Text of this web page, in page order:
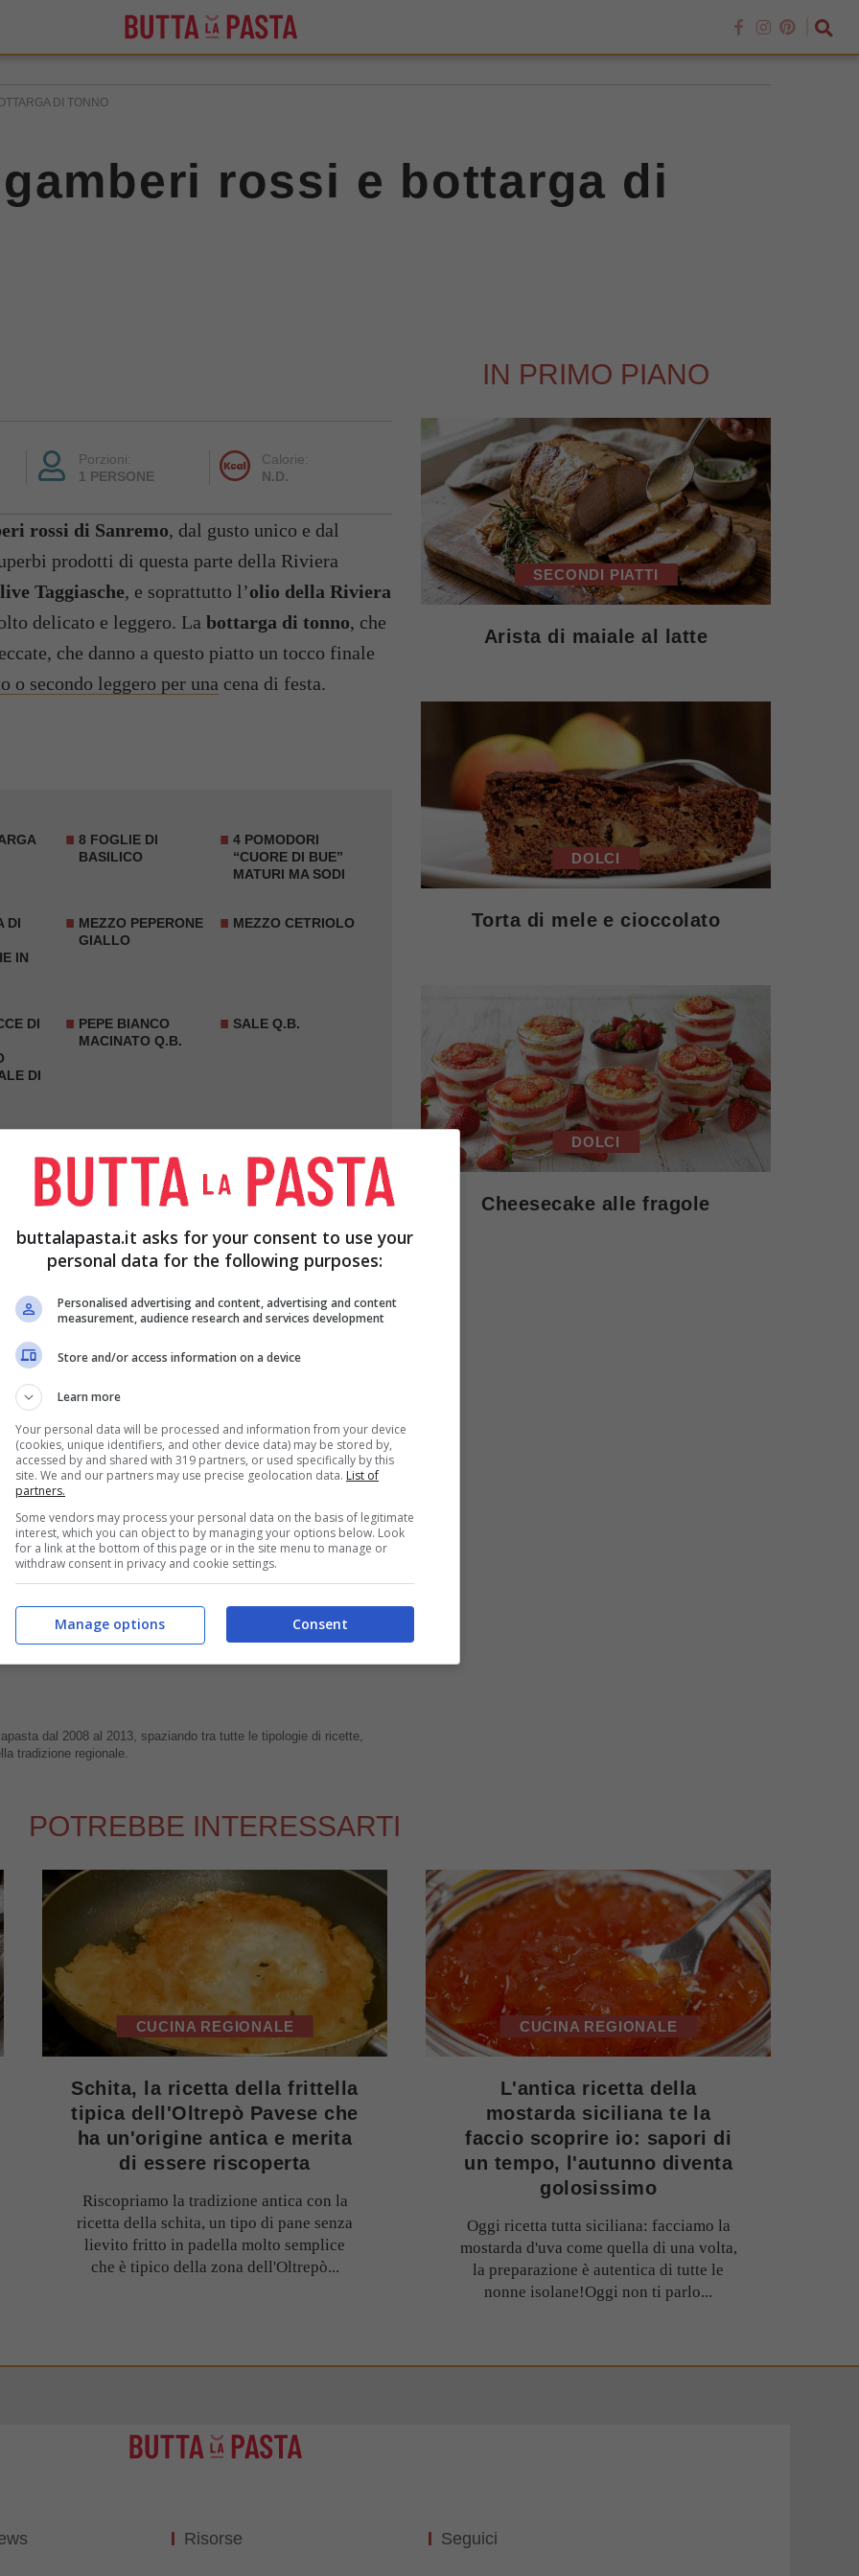
DI TONNO
rossi e bottarga di
Porzioni:
1 PERSONE
Calorie:
N.D.
rossi di Sanremo, dal gusto unico e dal
prodotti di questa parte della Riviera
Taggiasche, e soprattutto l’olio della Riviera
delicato e leggero. La bottarga di tonno, che
che danno a questo piatto un tocco finale
o secondo leggero per una cena di festa.
8 FOGLIE DI
BASILICO
4 POMODORI
“CUORE DI BUE”
MATURI MA SODI
DI
IN
MEZZO PEPERONE
GIALLO
MEZZO CETRIOLO
DI
DI
PEPE BIANCO
MACINATO Q.B.
SALE Q.B.
nero, ma cercando di lasciare le teste
i pomodori a spicchi
piattini individuali, e mettete al centro le
per due minuti, e sistemateli sopra alle
di bottargae le foglioline di basilico
olio d’oliva, poche gocce di aceto
macinato al momento.
www.italianfoodnet.com,
www.fruttaoverdura.it,
dal 2008 al 2013, spaziando tra tutte le tipologie di ricette,
tradizione regionale.
IN PRIMO PIANO
SECONDI PIATTI
Arista di maiale al latte
DOLCI
Torta di mele e cioccolato
DOLCI
Cheesecake alle fragole
POTREBBE INTERESSARTI
CUCINA REGIONALE
Schita, la ricetta della frittella
tipica dell'Oltrepò Pavese che
ha un'origine antica e merita
di essere riscoperta
Riscopriamo la tradizione antica con la
ricetta della schita, un tipo di pane senza
lievito fritto in padella molto semplice
che è tipico della zona dell'Oltrepò...
CUCINA REGIONALE
L'antica ricetta della
mostarda siciliana te la
faccio scoprire io: sapori di
un tempo, l'autunno diventa
golosissimo
Oggi ricetta tutta siciliana: facciamo la
mostarda d'uva come quella di una volta,
la preparazione è autentica di tutte le
nonne isolane!Oggi non ti parlo...
Risorse Seguici
buttalapasta.it asks for your consent to use your
personal data for the following purposes:
Personalised advertising and content, advertising and content
measurement, audience research and services development
Store and/or access information on a device
Learn more
Your personal data will be processed and information from your device
(cookies, unique identifiers, and other device data) may be stored by,
accessed by and shared with 319 partners, or used specifically by this
site. We and our partners may use precise geolocation data. List of
partners.
Some vendors may process your personal data on the basis of legitimate
interest, which you can object to by managing your options below. Look
for a link at the bottom of this page or in the site menu to manage or
withdraw consent in privacy and cookie settings.
Consent
Manage options